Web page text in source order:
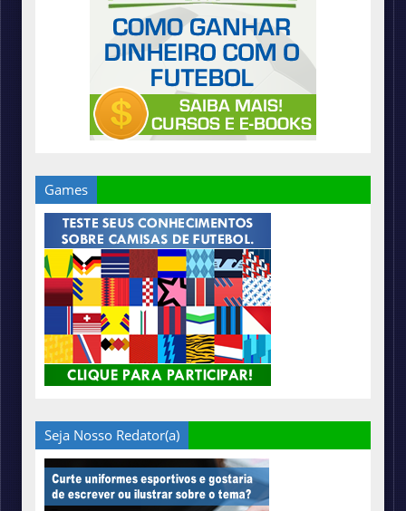
Games
Seja Nosso Redator(a)